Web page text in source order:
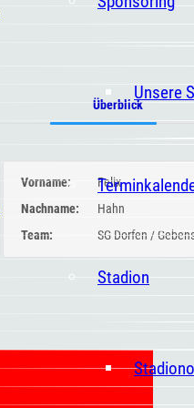
Unsere
Stadion
Überblick
Vorname:
Felix
Nachname:
Hahn
Team:
SG Dorfen /